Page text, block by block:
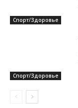
Спорт/Здоровье
Спорт/Здоровье